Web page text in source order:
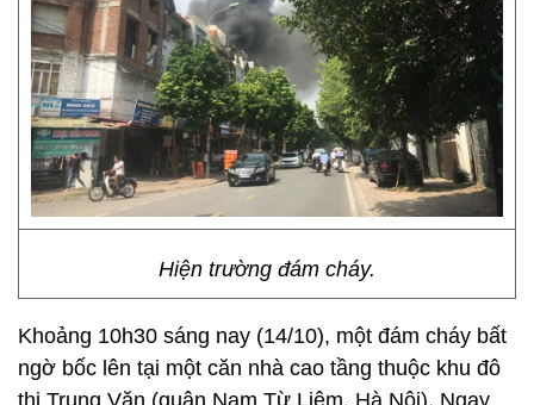
Hiện trường đám cháy.
Khoảng 10h30 sáng nay (14/10), một đám cháy bất
ngờ bốc lên tại một căn nhà cao tầng thuộc khu đô
thị Trung Văn (quận Nam Từ Liêm, Hà Nội). Ngay